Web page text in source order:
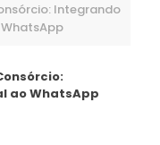
Integrando
ao WhatsApp